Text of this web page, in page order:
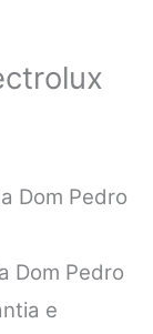
Dom Pedro
Dom Pedro
e